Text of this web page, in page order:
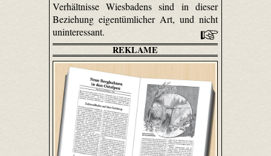
Verhältnisse Wiesbadens sind in dieser
Beziehung eigentümlicher Art, und nicht
uninteressant.
REKLAME